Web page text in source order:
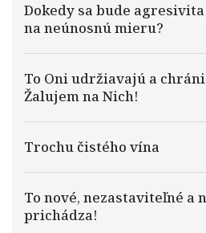
Dokedy sa bude
na neúnosnú mieru?
To Oni udržiavajú a
Žalujem na Nich!
Trochu čistého vína
To nové, nezastaviteľné a
prichádza!